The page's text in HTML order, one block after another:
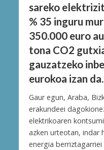
sareko
% 35 inguru
350.000 euro
tona CO2
gauzatzeko
eurokoa izan da.
Gaur egun, Araba,
erakundeei
elektrikoaren
azken urteotan, indar
energia